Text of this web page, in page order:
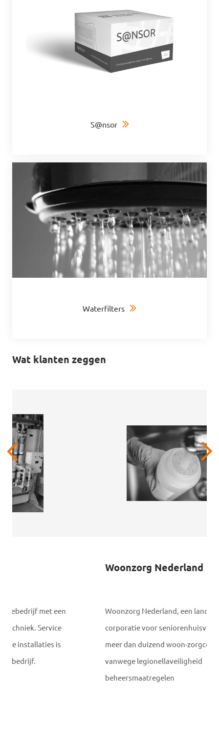
S@nsor
Waterfilters
Wat klanten zeggen
Woonzorg Nederland
Woonzorg Nederland, een landelijke
corporatie voor seniorenhuisvesting, heeft
meer dan duizend woon-zorgcomplexen waar
vanwege legionellaveiligheid